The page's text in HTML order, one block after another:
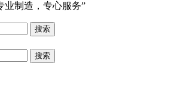
业制造，专心服务”